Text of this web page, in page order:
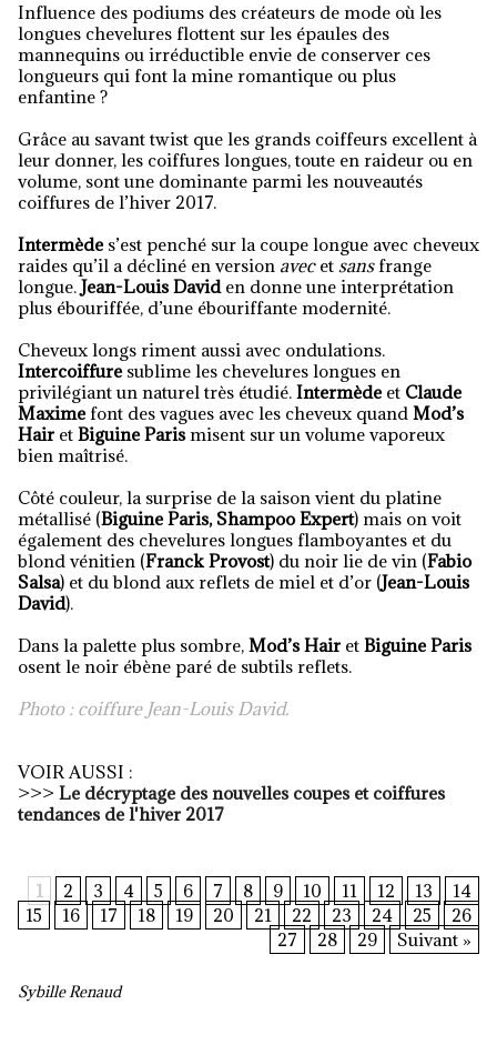
Influence des podiums des créateurs de mode où les
longues chevelures flottent sur les épaules des
mannequins ou irréductible envie de conserver ces
longueurs qui font la mine romantique ou plus
enfantine ?
Grâce au savant twist que les grands coiffeurs excellent à
leur donner, les coiffures longues, toute en raideur ou en
volume, sont une dominante parmi les nouveautés
coiffures de l’hiver 2017.
Intermède s’est penché sur la coupe longue avec cheveux
raides qu’il a décliné en version avecet sansfrange
longue. Jean-Louis Daviden donne une interprétation
plus ébouriffée, d’une ébouriffante modernité.
Cheveux longs riment aussi avec ondulations.
Intercoiffure sublime les chevelures longues en
privilégiant un naturel très étudié. Intermède et Claude
Maxime font des vagues avec les cheveux quand Mod’s
Hair et Biguine Parismisent sur un volume vaporeux
bien maîtrisé.
Côté couleur, la surprise de la saison vient du platine
métallisé (Biguine Paris, Shampoo Expert) mais on voit
également des chevelures longues flamboyantes et du
blond vénitien (Franck Provost) du noir lie de vin (Fabio
Salsa) et du blond aux reflets de miel et d’or (Jean-Louis
David).
Dans la palette plus sombre, Mod’s Hair et Biguine Paris
osent le noir ébène paré de subtils reflets.
Photo : coiffure Jean-Louis David.
VOIR AUSSI :
>>> Le décryptage des nouvelles coupes et coiffures
tendances de l'hiver 2017
1 2 3 4 5 6 7 8 9 10 11 12 13
14
15
16 17 18 19 20 21 22 23 24 25
26
27
28 29 Suivant »
Sybille Renaud